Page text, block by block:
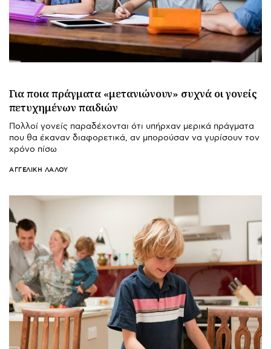
Για ποια πράγματα «μετανιώνουν» συχνά οι γονείς
πετυχημένων παιδιών
Πολλοί γονείς παραδέχονται ότι υπήρχαν μερικά πράγματα
που θα έκαναν διαφορετικά, αν μπορούσαν να γυρίσουν τον
χρόνο πίσω
ΑΓΓΕΛΙΚΉ ΛΆΛΟΥ